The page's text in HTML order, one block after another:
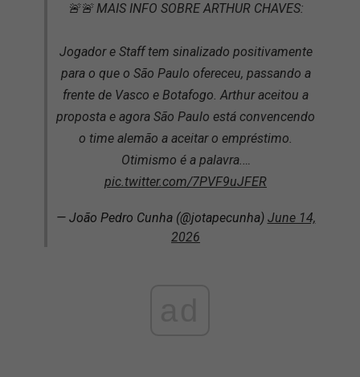
🚨🚨 MAIS INFO SOBRE ARTHUR CHAVES:
Jogador e Staff tem sinalizado positivamente
para o que o São Paulo ofereceu, passando a
frente de Vasco e Botafogo. Arthur aceitou a
proposta e agora São Paulo está convencendo
o time alemão a aceitar o empréstimo.
Otimismo é a palavra.…
pic.twitter.com/7PVF9uJFER
— João Pedro Cunha (@jotapecunha) June 14,
2026